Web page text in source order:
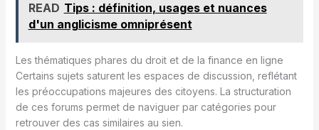
READ Tips : définition, usages et nuances
d'un anglicisme omniprésent
Les thématiques phares du droit et de la finance en ligne
Certains sujets saturent les espaces de discussion, reflétant
les préoccupations majeures des citoyens. La structuration
de ces forums permet de naviguer par catégories pour
retrouver des cas similaires au sien.